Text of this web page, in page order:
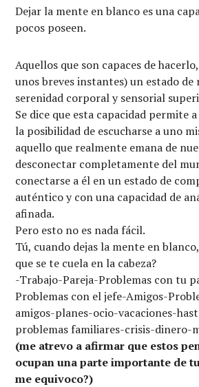
Dejar la mente en blanco es una
pocos poseen.
Aquellos que son capaces de
unos breves instantes) un estado de
serenidad corporal y sensorial
Se dice que esta capacidad permite
la posibilidad de escucharse a uno
aquello que realmente emana de
desconectar completamente del
conectarse a él en un estado de
auténtico y con una capacidad de
afinada.
Pero esto no es nada fácil.
Tú, cuando dejas la mente en
que se te cuela en la cabeza?
-Trabajo-Pareja-Problemas con tu
Problemas con el jefe-Amigos-
amigos-planes-ocio-vacaciones-
problemas familiares-crisis-dinero-
(me atrevo a afirmar que estos
ocupan una parte importante de
me equivoco?)